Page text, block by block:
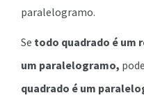
paralelogramo.
Se todo quadrado é um
um paralelogramo,
quadrado é um